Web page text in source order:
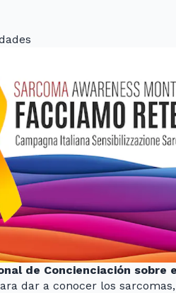
de Concienciación sobre
dar a conocer los